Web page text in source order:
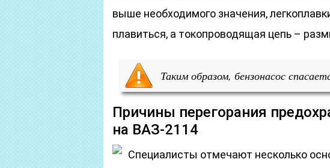
выше необходимого значения,
плавиться, а токопроводящая цепь –
Таким образом, бензонасос
Причины перегорания
на ВАЗ-2114
Специалисты отмечают несколько